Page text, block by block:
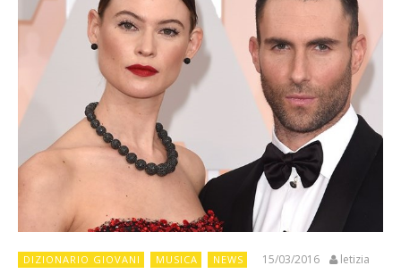
DIZIONARIO GIOVANI MUSICA NEWS 15/03/2016 letizia